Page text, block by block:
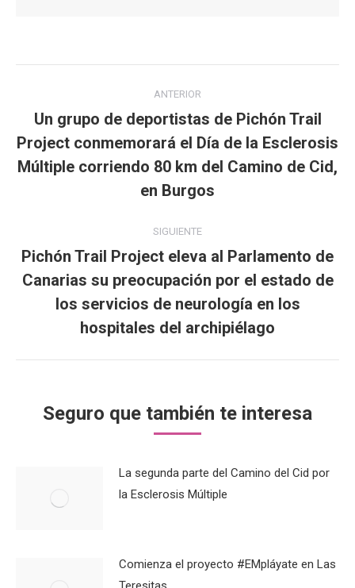
entre
publicaciones
ANTERIOR
Publicación
anterior:
Un grupo de deportistas de Pichón Trail
Project conmemorará el Día de la Esclerosis
Múltiple corriendo 80 km del Camino de Cid,
en Burgos
SIGUIENTE
Publicación
siguiente:
Pichón Trail Project eleva al Parlamento de
Canarias su preocupación por el estado de
los servicios de neurología en los
hospitales del archipiélago
Seguro que también te interesa
La segunda parte del Camino del Cid por
la Esclerosis Múltiple
Comienza el proyecto #EMpláyate en Las